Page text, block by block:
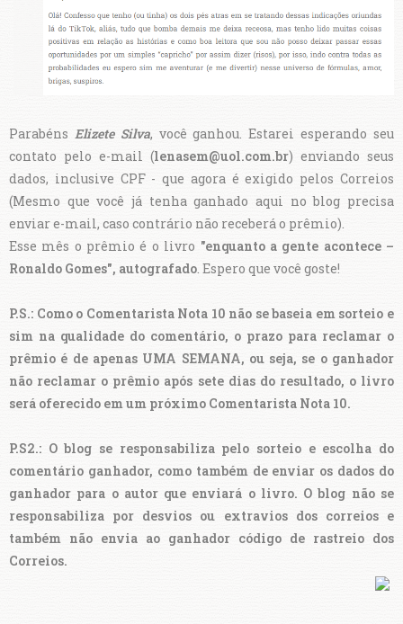
Parabéns Elizete Silva, você ganhou. Estarei esperando seu
contato pelo e-mail (lenasem@uol.com.br) enviando seus
dados, inclusive CPF - que agora é exigido pelos Correios
(Mesmo que você já tenha ganhado aqui no blog precisa
enviar e-mail, caso contrário não receberá o prêmio).
Esse mês o prêmio é o livro "enquanto a gente acontece –
Ronaldo Gomes", autografado. Espero que você goste!
P.S.: Como o Comentarista Nota 10 não se baseia em sorteio e
sim na qualidade do comentário, o prazo para reclamar o
prêmio é de apenas UMA SEMANA, ou seja, se o ganhador
não reclamar o prêmio após sete dias do resultado, o livro
será oferecido em um próximo Comentarista Nota 10.
P.S2.: O blog se responsabiliza pelo sorteio e escolha do
comentário ganhador, como também de enviar os dados do
ganhador para o autor que enviará o livro. O blog não se
responsabiliza por desvios ou extravios dos correios e
também não envia ao ganhador código de rastreio dos
Correios.